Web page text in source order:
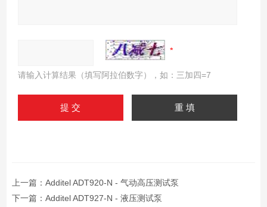
请输入计算结果（填写阿拉伯数字），如：三加四=7
上一篇： Additel ADT920-N - 气动高压测试泵
下一篇： Additel ADT927-N - 液压测试泵